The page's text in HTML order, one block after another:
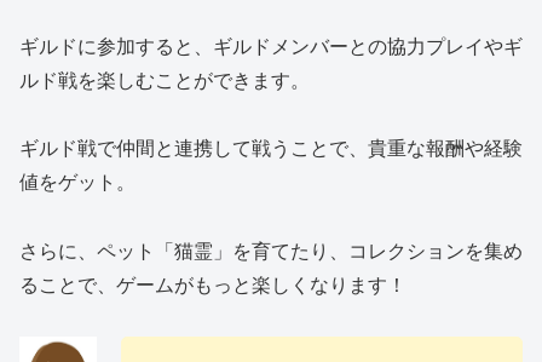
ギルドに参加すると、ギルドメンバーとの協力プレイやギ
ルド戦を楽しむことができます。
ギルド戦で仲間と連携して戦うことで、貴重な報酬や経験
値をゲット。
さらに、ペット「猫霊」を育てたり、コレクションを集め
ることで、ゲームがもっと楽しくなります！